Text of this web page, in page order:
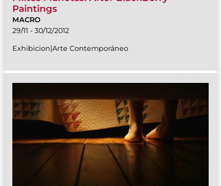
Paintings
MACRO
29/11 - 30/12/2012
Exhibicion|Arte Contemporáneo